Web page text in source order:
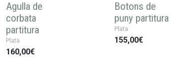
Agulla de
corbata
partitura
Plata
160,00€
Botons de
puny partitura
Plata
155,00€